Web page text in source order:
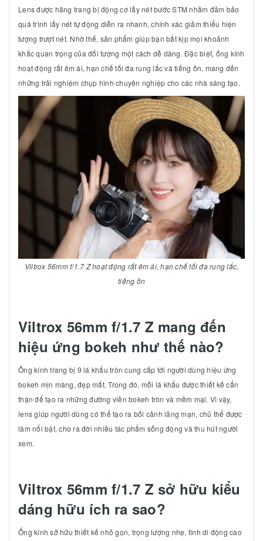
Lens được hãng trang bị động cơ lấy nét bước STM nhằm đảm bảo
quá trình lấy nét tự động diễn ra nhanh, chính xác giảm thiểu hiện
tượng trượt nét. Nhờ thế, sản phẩm giúp bạn bắt kịp mọi khoảnh
khắc quan trọng của đối tượng một cách dễ dàng. Đặc biệt, ống kính
hoạt động rất êm ái, hạn chế tối đa rung lắc và tiếng ồn, mang đến
những trải nghiệm chụp hình chuyên nghiệp cho các nhà sáng tạo.
Viltrox 56mm f/1.7 Z hoạt động rất êm ái, hạn chế tối đa rung lắc,
tiếng ồn
Viltrox 56mm f/1.7 Z mang đến
hiệu ứng bokeh như thế nào?
Ống kính trang bị 9 lá khẩu tròn cung cấp tới người dùng hiệu ứng
bokeh mịn màng, đẹp mắt. Trong đó, mỗi lá khẩu được thiết kế cẩn
thận để tạo ra những đường viền bokeh tròn và mềm mại. Vì vậy,
lens giúp người dùng có thể tạo ra bối cảnh lãng mạn, chủ thể được
làm nổi bật, cho ra đời nhiều tác phẩm sống động và thu hút người
xem.
Viltrox 56mm f/1.7 Z sở hữu kiểu
dáng hữu ích ra sao?
Ống kính sở hữu thiết kế nhỏ gọn, trọng lượng nhẹ, tính di động cao